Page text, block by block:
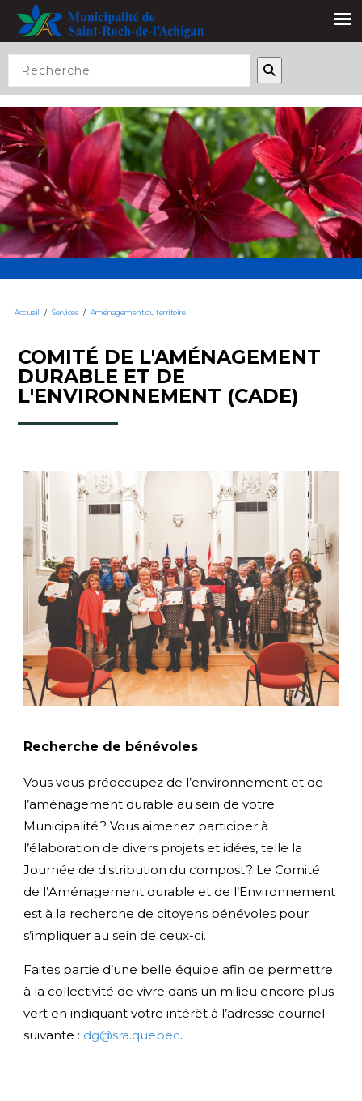
Accueil / Services / Aménagement du territoire
COMITÉ DE L'AMÉNAGEMENT
DURABLE ET DE
L'ENVIRONNEMENT (CADE)
Recherche de bénévoles
Vous vous préoccupez de l’environnement et de
l’aménagement durable au sein de votre
Municipalité ? Vous aimeriez participer à
l’élaboration de divers projets et idées, telle la
Journée de distribution du compost ? Le Comité
de l’Aménagement durable et de l’Environnement
est à la recherche de citoyens bénévoles pour
s’impliquer au sein de ceux-ci.
Faites partie d’une belle équipe afin de permettre
à la collectivité de vivre dans un milieu encore plus
vert en indiquant votre intérêt à l’adresse courriel
suivante : dg@sra.quebec.